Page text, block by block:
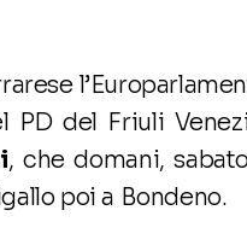
PD del Friuli
, che domani,
poi a Bondeno.